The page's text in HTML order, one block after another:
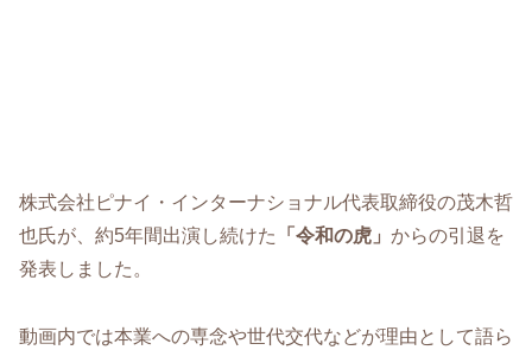
株式会社ピナイ・インターナショナル代表取締役の茂木哲
也氏が、約5年間出演し続けた
「令和の虎」 からの引退を
発表しました。
動画内では本業への専念や世代交代などが理由として語ら